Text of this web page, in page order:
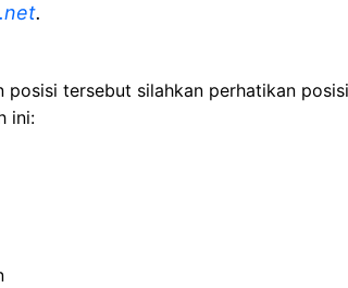
.
posisi tersebut silahkan perhatikan
ini: